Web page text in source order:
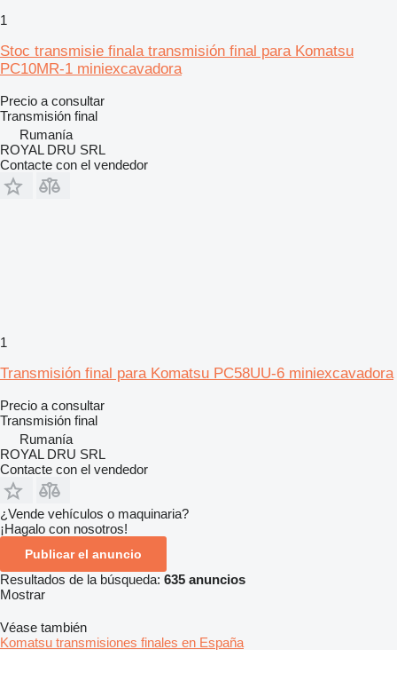
1
Stoc transmisie finala transmisión final para Komatsu
PC10MR-1 miniexcavadora
Precio a consultar
Transmisión final
Rumanía
ROYAL DRU SRL
Contacte con el vendedor
1
Transmisión final para Komatsu PC58UU-6 miniexcavadora
Precio a consultar
Transmisión final
Rumanía
ROYAL DRU SRL
Contacte con el vendedor
¿Vende vehículos o maquinaria?
¡Hagalo con nosotros!
Publicar el anuncio
Resultados de la búsqueda: 635 anuncios
Mostrar
Véase también
Komatsu transmisiones finales en España